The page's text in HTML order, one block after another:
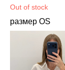
Out of stock
размер OS